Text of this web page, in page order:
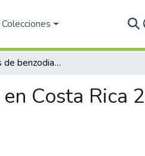
Colecciones
Prescripciones de benzodiacepinas y barbitúricos en Costa Rica 2011-2015
Costa Rica